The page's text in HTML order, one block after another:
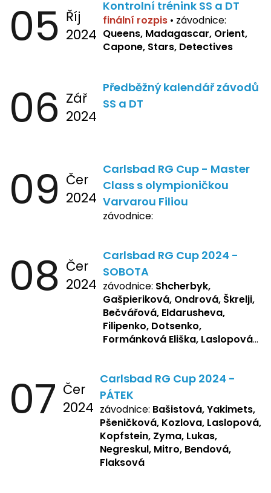
05 Říj
2024
Kontrolní trénink SS a DT
finální rozpis • závodnice:
Queens, Madagascar, Orient,
Capone, Stars, Detectives
06 Zář
2024
Předběžný kalendář závodů
SS a DT
09 Čer
2024
Carlsbad RG Cup - Master
Class s olympioničkou
Varvarou Filiou
závodnice:
08 Čer
2024
Carlsbad RG Cup 2024 -
SOBOTA
závodnice: Shcherbyk,
Gašpieriková, Ondrová, Škrelji,
Bečvářová, Eldarusheva,
Filipenko, Dotsenko,
Formánková Eliška, Laslopová
Žbánková, Bašistová Beáta,
Yakimets, Pšeničková Vanesa,
Kozlova Nelly, Laslopová B.,
Kopfstein, Lukas, Negreskul ,
Mitro, Bendová, Flaksová
07 Čer
2024
Carlsbad RG Cup 2024 -
PÁTEK
závodnice: Bašistová, Yakimets,
Pšeničková, Kozlova, Laslopová,
Kopfstein, Zyma, Lukas,
Negreskul, Mitro, Bendová,
Flaksová